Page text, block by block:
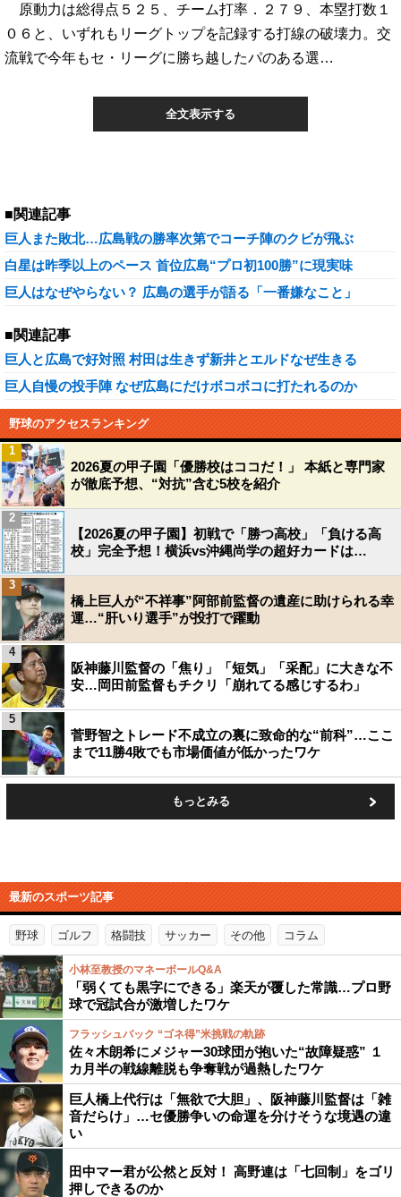
原動力は総得点５２５、チーム打率．２７９、本塁打数１
０６と、いずれもリーグトップを記録する打線の破壊力。交
流戦で今年もセ・リーグに勝ち越したパのある選…
全文表示する
■関連記事
巨人また敗北…広島戦の勝率次第でコーチ陣のクビが飛ぶ
白星は昨季以上のペース 首位広島“プロ初100勝”に現実味
巨人はなぜやらない？ 広島の選手が語る「一番嫌なこと」
■関連記事
巨人と広島で好対照 村田は生きず新井とエルドなぜ生きる
巨人自慢の投手陣 なぜ広島にだけボコボコに打たれるのか
野球のアクセスランキング
2026夏の甲子園「優勝校はココだ！」 本紙と専門家
が徹底予想、“対抗”含む5校を紹介
1
【2026夏の甲子園】初戦で「勝つ高校」「負ける高
校」完全予想！横浜vs沖縄尚学の超好カードは…
2
橋上巨人が“不祥事”阿部前監督の遺産に助けられる幸
運…“肝いり選手”が投打で躍動
3
阪神藤川監督の「焦り」「短気」「采配」に大きな不
安…岡田前監督もチクリ「崩れてる感じするわ」
4
菅野智之トレード不成立の裏に致命的な“前科”…ここ
まで11勝4敗でも市場価値が低かったワケ
5
もっとみる
最新のスポーツ記事
野球 ゴルフ 格闘技 サッカー その他 コラム
小林至教授のマネーボールQ&A
「弱くても黒字にできる」楽天が覆した常識…プロ野
球で冠試合が激増したワケ
フラッシュバック “ゴネ得”米挑戦の軌跡
佐々木朗希にメジャー30球団が抱いた“故障疑惑” １
カ月半の戦線離脱も争奪戦が過熱したワケ
巨人橋上代行は「無欲で大胆」、阪神藤川監督は「雑
音だらけ」…セ優勝争いの命運を分けそうな境遇の違
い
田中マー君が公然と反対！ 高野連は「七回制」をゴリ
押しできるのか